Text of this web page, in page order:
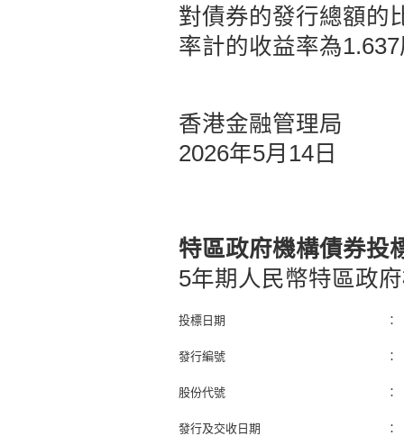
對債券的發行總額的
率計的收益率為
香港金融管理局
2026年5月14日
特區政府機構債券投
5年期人民幣特區政
投標日期 ：
發行編號 ：
股份代號 ：
發行及交收日期 ：